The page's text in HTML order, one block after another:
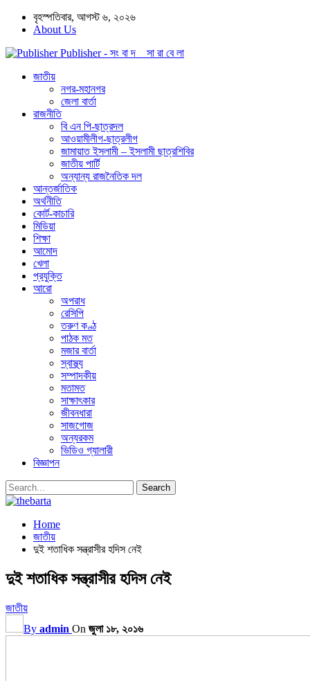
বৃহস্পতিবার, আগস্ট ৬, ২০২৬
About Us
Publisher - সং বা দ সা রা বে লা
জাতীয়
নগর-মহানগর
জেলা বার্তা
রাজনীতি
বি এন পি-ছাত্রদল
আওয়ামীলীগ-ছাত্রলীগ
জামায়াত ইসলামী – ইসলামী ছাত্রশিবির
জাতীয় পার্টি
অন্যান্য রাজনৈতিক দল
আন্তর্জাতিক
অর্থনীতি
কোর্ট-কাচারি
মিডিয়া
শিক্ষা
আমোদ
খেলা
প্রযুক্তি
আরো
অপরাধ
রেসিপি
তরুণ কণ্ঠ
পাঠক মত
মজার বার্তা
স্বাস্থ্য
সম্পাদকীয়
মতামত
সাক্ষাৎকার
জীবনধারা
সাজগোজ
অন্যরকম
ভিডিও গ্যালারী
বিজ্ঞাপন
Home
জাতীয়
দুই শতাধিক সন্ত্রাসীর হদিস নেই
দুই শতাধিক সন্ত্রাসীর হদিস নেই
জাতীয়
By admin On জুলা ১৮, ২০১৬